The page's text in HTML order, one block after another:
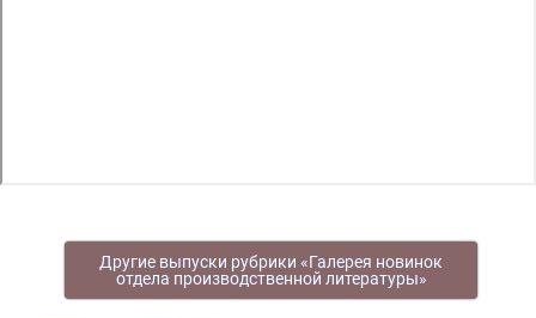
Другие выпуски рубрики «Галерея новинок
отдела производственной литературы»